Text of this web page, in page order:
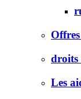
droits
Les